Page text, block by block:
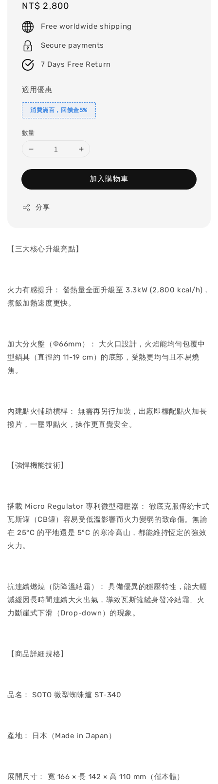
Regular
price
NT$ 2,800
Free worldwide shipping
Secure payments
7 Days Free Return
適用優惠
消費滿百，回饋金5%
數量
加入購物車
分享
【三大核心升級亮點】
火力有感提升： 發熱量全面升級至 3.3kW (2,800 kcal/h)，
煮飯加熱速度更快。
加大分火盤（Φ66mm）： 大火口設計，火焰能均勻包覆中
型鍋具（直徑約 11-19 cm）的底部，受熱更均勻且不易燒
焦。
內建點火輔助槓桿： 無需再另行加裝，出廠即標配點火加長
撥片，一壓即點火，操作更直覺安全。
【強悍機能技術】
搭載 Micro Regulator 專利微型穩壓器： 徹底克服傳統卡式
瓦斯罐（CB罐）容易受低溫影響而火力變弱的致命傷。無論
在 25°C 的平地還是 5°C 的寒冷高山，都能維持恆定的強效
火力。
抗連續燃燒（防降溫結霜）： 具備優異的穩壓特性，能大幅
減緩因長時間連續大火出氣，導致瓦斯罐罐身發冷結霜、火
力斷崖式下滑（Drop-down）的現象。
【商品詳細規格】
品名： SOTO 微型蜘蛛爐 ST-340
產地： 日本（Made in Japan）
展開尺寸： 寬 166 × 長 142 × 高 110 mm（僅本體）